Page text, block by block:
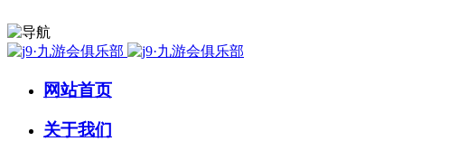
网站首页
关于我们